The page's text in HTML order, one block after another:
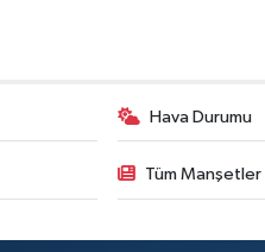
Hava Durumu
Tüm Manşetler